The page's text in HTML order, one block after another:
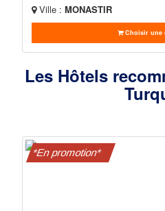
Ville : MONASTIR
Choisir une
Les Hôtels
*En promotion*